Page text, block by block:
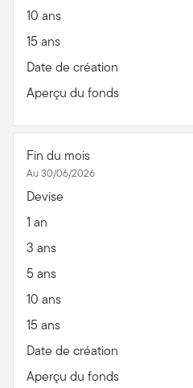
10 ans
15 ans
Date de création
Aperçu du fonds
Fin du mois
Au 30/06/2026
Devise
1 an
3 ans
5 ans
10 ans
15 ans
Date de création
Aperçu du fonds